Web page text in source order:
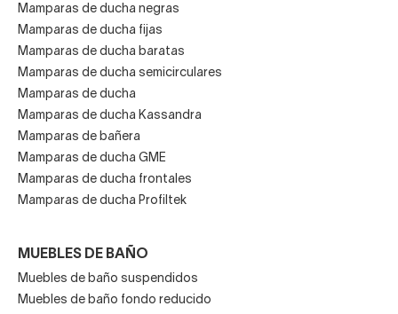
Mamparas de ducha negras
Mamparas de ducha fijas
Mamparas de ducha baratas
Mamparas de ducha semicirculares
Mamparas de ducha
Mamparas de ducha Kassandra
Mamparas de bañera
Mamparas de ducha GME
Mamparas de ducha frontales
Mamparas de ducha Profiltek
MUEBLES DE BAÑO
Muebles de baño suspendidos
Muebles de baño fondo reducido